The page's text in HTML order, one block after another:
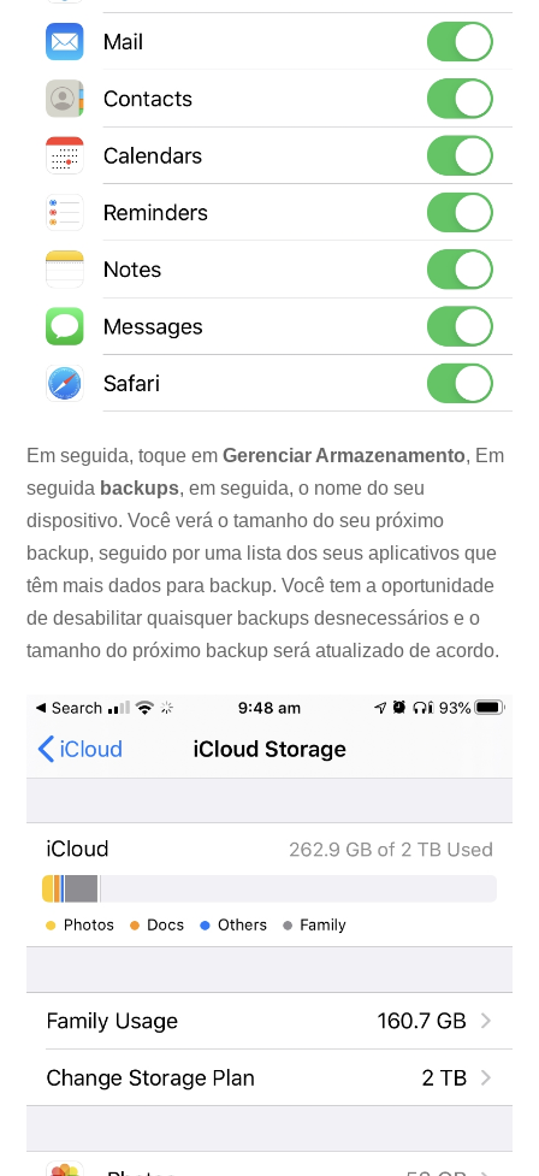
Em seguida, toque emGerenciar Armazenamento, Em
seguida backups, em seguida, o nome do seu
dispositivo. Você verá o tamanho do seu próximo
backup, seguido por uma lista dos seus aplicativos que
têm mais dados para backup. Você tem a oportunidade
de desabilitar quaisquer backups desnecessários e o
tamanho do próximo backup será atualizado de acordo.